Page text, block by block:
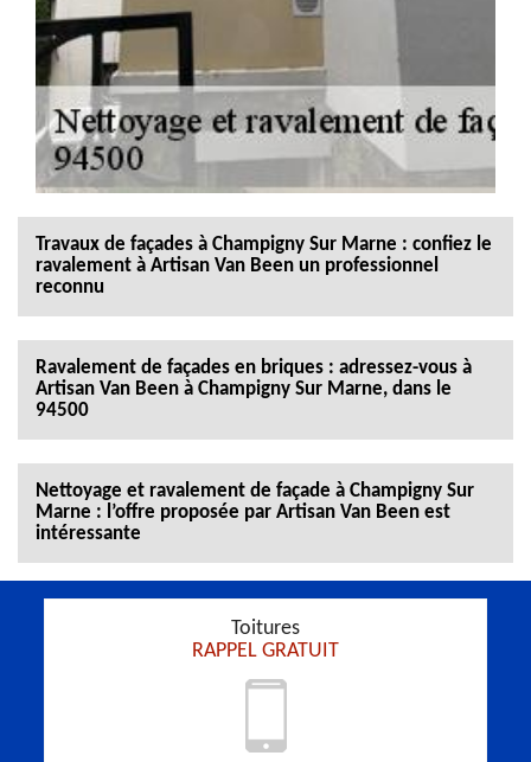
Travaux de façades à Champigny Sur Marne : confiez le
ravalement à Artisan Van Been un professionnel
reconnu
Ravalement de façades en briques : adressez-vous à
Artisan Van Been à Champigny Sur Marne, dans le
94500
Nettoyage et ravalement de façade à Champigny Sur
Marne : l’offre proposée par Artisan Van Been est
intéressante
Toitures
RAPPEL GRATUIT